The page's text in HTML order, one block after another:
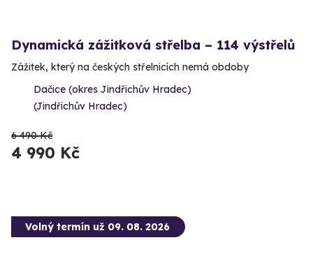
Dynamická zážitková střelba – 114 výstřelů
Zážitek, který na českých střelnicích nemá obdoby
Dačice (okres Jindřichův Hradec)
(Jindřichův Hradec)
6 490 Kč
4 990 Kč
Volný termín už 09. 08. 2026